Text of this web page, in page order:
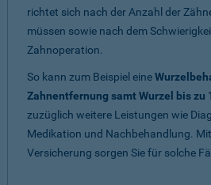
richtet sich nach der Anzahl der
müssen sowie nach dem
Zahnoperation.
So kann zum Beispiel eine
Zahnentfernung samt Wurzel bis zu
zuzüglich weitere Leistungen wie
Medikation und Nachbehandlung.
Versicherung sorgen Sie für solche